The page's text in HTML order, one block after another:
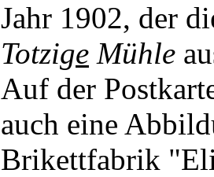
Jahr 1902, der
Totzige Mühle
Auf der
auch eine
Brikettfabrik